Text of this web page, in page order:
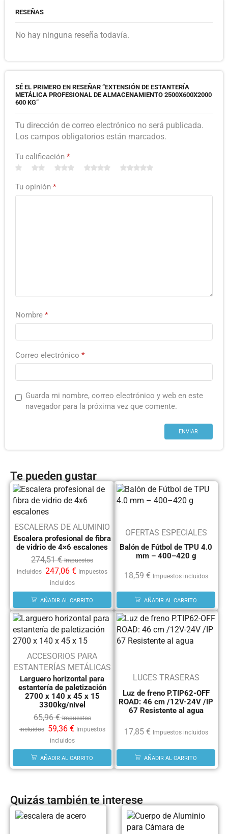
RESEÑAS
No hay ninguna reseña todavía.
SÉ EL PRIMERO EN RESEÑAR “EXTENSIÓN DE ESTANTERÍA
METÁLICA PROFESIONAL DE ALMACENAMIENTO 2500X600X2000
600 KG”
Tu dirección de correo electrónico no será publicada.
Los campos obligatorios están marcados.
Tu calificación *
Tu opinión *
Nombre *
Correo electrónico *
Guarda mi nombre, correo electrónico y web en este
navegador para la próxima vez que comente.
Te pueden gustar
ESCALERAS DE ALUMINIO
Escalera profesional de fibra
de vidrio de 4×6 escalones
274,51€ Impuestos
incluidos 247,06 € Impuestos
incluidos
AÑADIR AL CARRITO
OFERTAS ESPECIALES
Balón de Fútbol de TPU 4.0
mm – 400–420 g
18,59 € Impuestos incluidos
AÑADIR AL CARRITO
ACCESORIOS PARA
ESTANTERÍAS METÁLICAS
Larguero horizontal para
estantería de paletización
2700 x 140 x 45 x 15
3300kg/nivel
65,96€ Impuestos
incluidos
59,36 €
Impuestos
incluidos
AÑADIR AL CARRITO
LUCES TRASERAS
Luz de freno P.TIP62-OFF
ROAD: 46 cm /12V-24V /IP
67 Resistente al agua
17,85 € Impuestos incluidos
AÑADIR AL CARRITO
Quizás también te interese